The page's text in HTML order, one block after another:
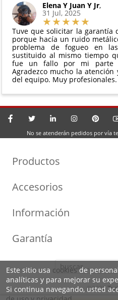
Elena Y Juan Y Jr,
31 Jul, 2025
Tuve que solicitar la garantía
porque hacía un ruido
problema de fogueo en
sustituido al mismo tiempo
fue un fallo por mi parte
Agradezco mucho la
del equipo. Muy profesionales.
No se atenderán pedidos por vía
Productos
Turbos por Marca
Cartuchos
Accesorios
Geometrías
Kits de Juntas
Motores de arranque
Información
Privacidad y Aviso Legal
Preguntas Frecuentes
Identifica tu turbo
Política de Cookies
Garantía
Líderes en el sector
Condiciones de venta,
envíos y devoluciones
©2026
Este sitio usa cookiesde
analíticas y para mejorar su
Si continua navegando, usted